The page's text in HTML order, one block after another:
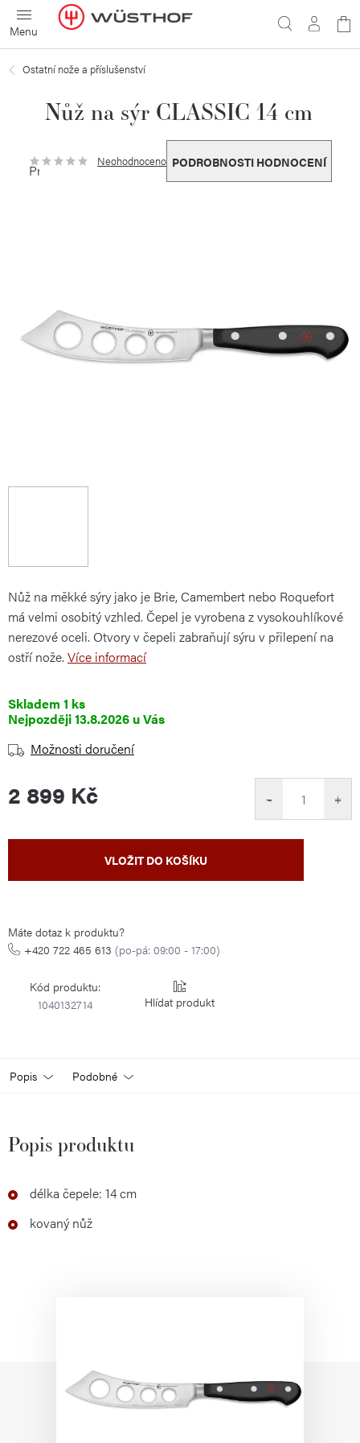
Přejít
na
obsah
Ostatní nože a příslušenství
Nůž na sýr CLASSIC 14 cm
Průměrné
hodnocení
Neohodnoceno PODROBNOSTI HODNOCENÍ
Nůž na měkké sýry jako je Brie, Camembert nebo Roquefort
má velmi osobitý vzhled. Čepel je vyrobena z vysokouhlíkové
nerezové oceli. Otvory v čepeli zabraňují sýru v přilepení na
ostří nože. Více informací
Skladem 1 ks
13.8.2026
Možnosti doručení
2 899 Kč +
−
VLOŽIT DO KOŠÍKU
Máte dotaz k produktu?
+420 722 465 613 (po-pá: 09:00 - 17:00)
Kód produktu:
1040132714
Hlídat
Popis Podobné
Popis produktu
délka čepele: 14 cm
kovaný nůž